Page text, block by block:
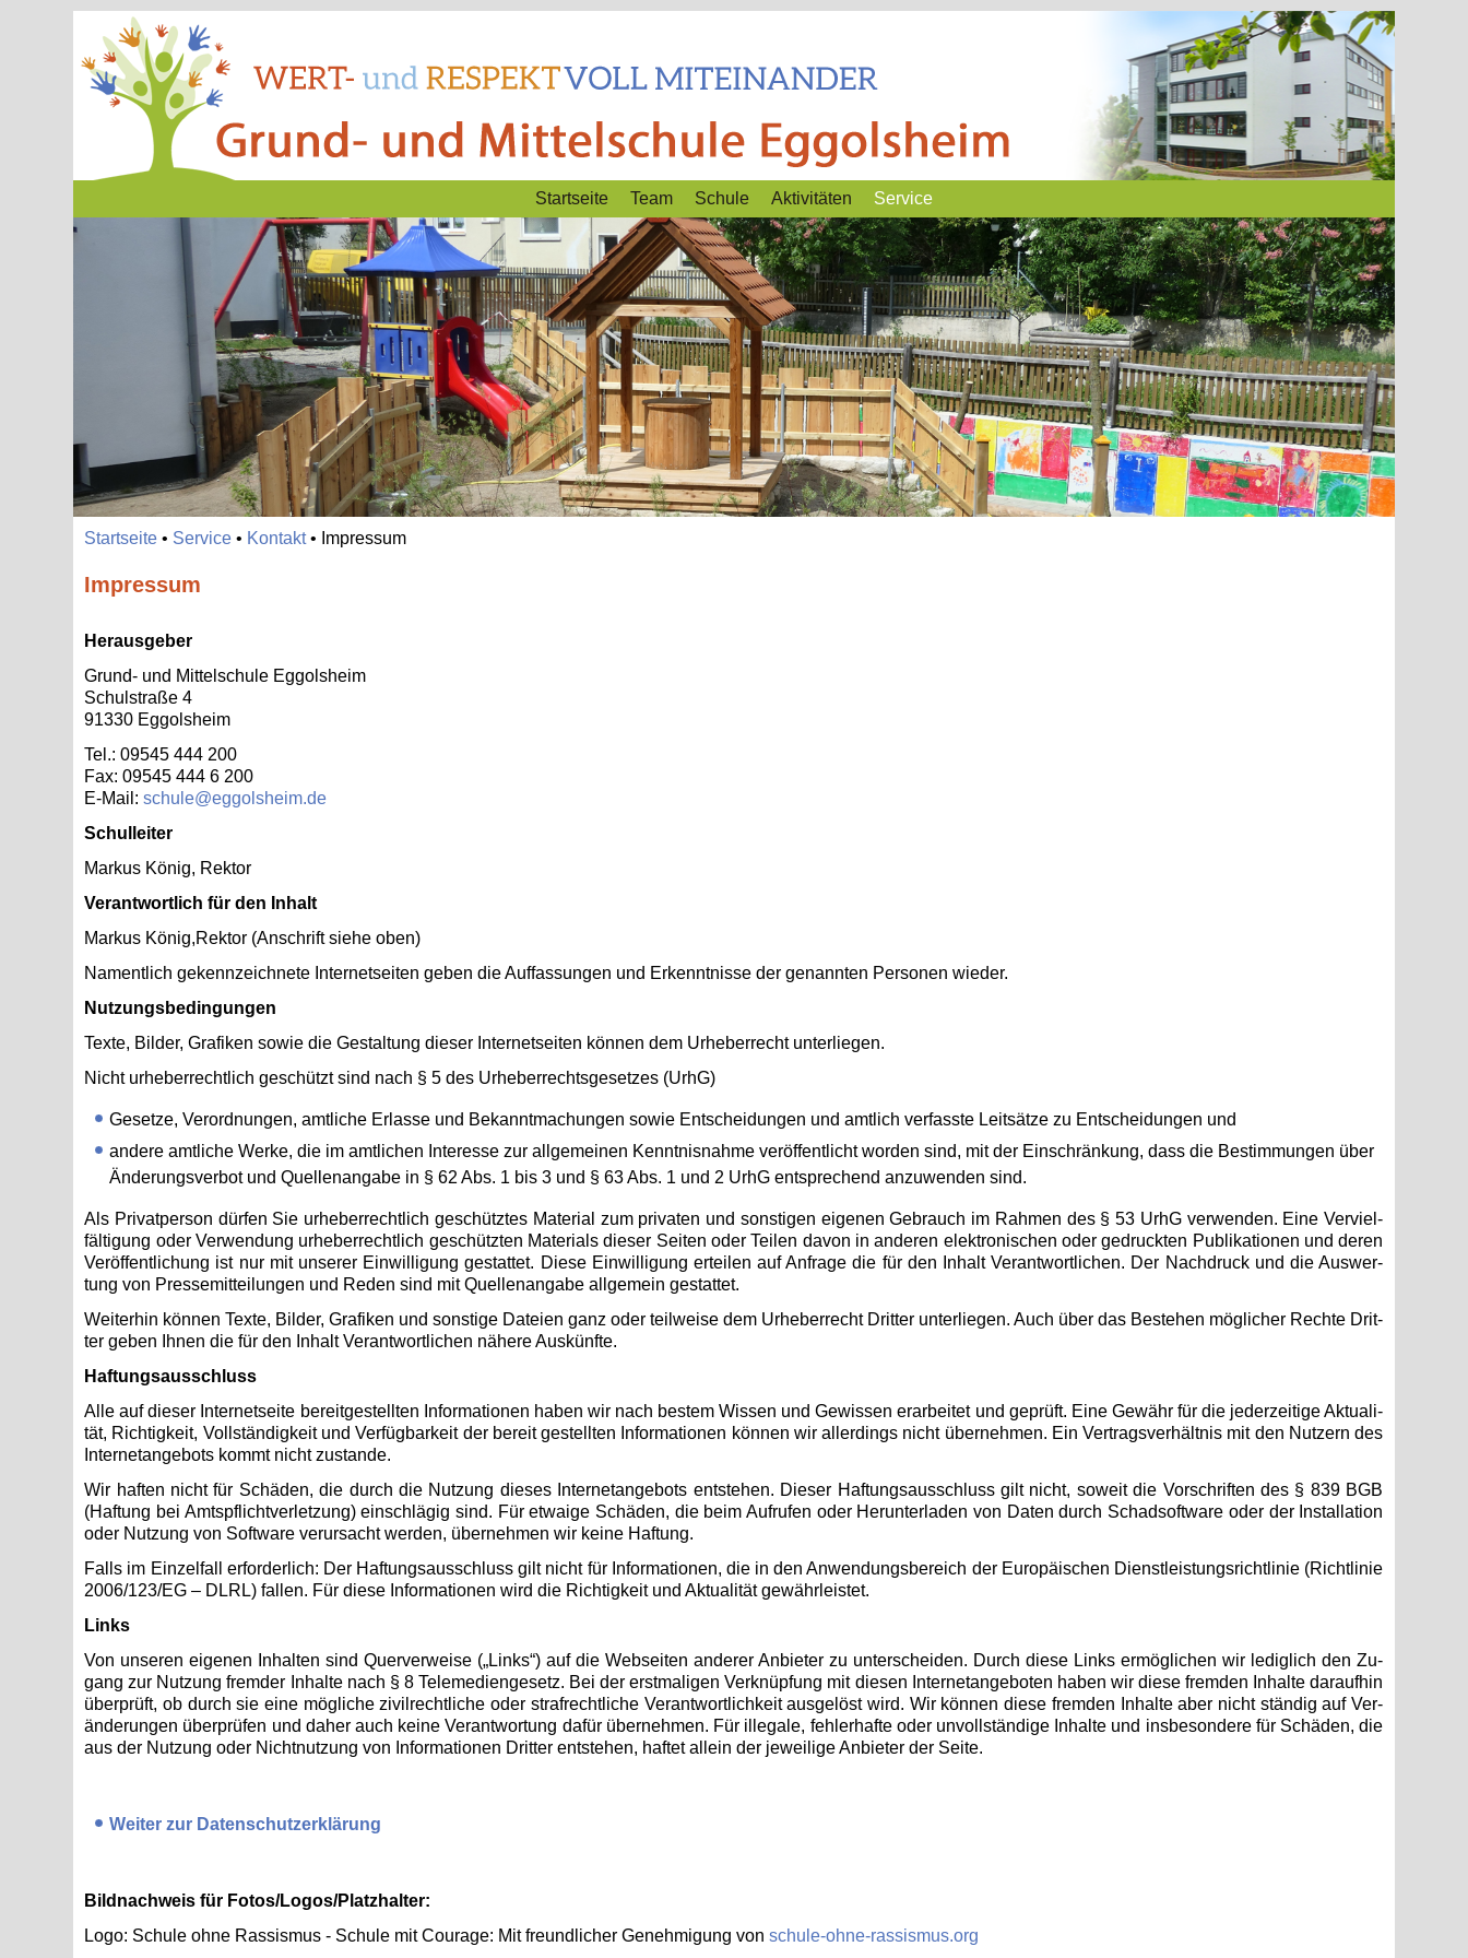
Startseite Team Schule Aktivitäten Service
Start­sei­te • Ser­vice • Kon­takt• Im­pres­sum
Impressum
Her­aus­ge­ber
Grund- und Mit­tel­schu­le Eg­gols­heim
Schul­stra­ße 4
91330 Eg­gols­heim
Tel.: 09545 444 200
Fax: 09545 444 6 200
E-Mail:schule@​eggolsheim.​de
Schul­lei­ter
Mar­kus König, Rek­tor
Ver­ant­wort­lich für den In­halt
Mar­kus König,Rek­tor (An­schrift siehe oben)
Na­ment­lich ge­kenn­zeich­ne­te In­ter­net­sei­ten geben die Auf­fas­sun­gen und Er­kennt­nis­se der ge­nann­ten Per­so­nen wie­der.
Nut­zungs­be­din­gun­gen
Texte, Bil­der, Gra­fi­ken sowie die Ge­stal­tung die­ser In­ter­net­sei­ten kön­nen dem Ur­he­ber­recht un­ter­lie­gen.
Nicht ur­he­ber­recht­lich ge­schützt sind nach § 5 des Ur­he­ber­rechts­ge­set­zes (UrhG)
Ge­set­ze, Ver­ord­nun­gen, amt­li­che Er­las­se und Be­kannt­ma­chun­gen sowie Ent­schei­dun­gen und amt­lich ver­fass­te Leit­sät­ze zu Ent­schei­dun­gen und
an­de­re amt­li­che Werke, die im amt­li­chen In­ter­es­se zur all­ge­mei­nen Kennt­nis­nah­me ver­öf­fent­licht wor­den sind, mit der Ein­schrän­kung, dass die Be­stim­mun­gen über
Än­de­rungs­ver­bot und Quel­len­an­ga­be in § 62 Abs. 1 bis 3 und § 63 Abs. 1 und 2 UrhG ent­spre­chend an­zu­wen­den sind.
Als Pri­vat­per­son dür­fen Sie ur­he­ber­recht­lich ge­schütz­tes Ma­te­ri­al zum pri­va­ten und sons­ti­gen ei­ge­nen Ge­brauch im Rah­men des § 53 UrhG ver­wen­den. Eine Ver­viel­
fäl­ti­gung oder Ver­wen­dung ur­he­ber­recht­lich ge­schütz­ten Ma­te­ri­als die­ser Sei­ten oder Tei­len davon in an­de­ren elek­tro­ni­schen oder ge­druck­ten Pu­bli­ka­tio­nen und deren
Ver­öf­fent­li­chung ist nur mit un­se­rer Ein­wil­li­gung ge­stat­tet. Diese Ein­wil­li­gung er­tei­len auf An­fra­ge die für den In­halt Ver­ant­wort­li­chen. Der Nach­druck und die Aus­wer­
tung von Pres­se­mit­tei­lun­gen und Reden sind mit Quel­len­an­ga­be all­ge­mein ge­stat­tet.
Wei­ter­hin kön­nen Texte, Bil­der, Gra­fi­ken und sons­ti­ge Da­tei­en ganz oder teil­wei­se dem Ur­he­ber­recht Drit­ter un­ter­lie­gen. Auch über das Be­ste­hen mög­li­cher Rech­te Drit­
ter geben Ihnen die für den In­halt Ver­ant­wort­li­chen nä­he­re Aus­künf­te.
Haf­tungs­aus­schluss
Alle auf die­ser In­ter­net­sei­te be­reit­ge­stell­ten In­for­ma­tio­nen haben wir nach bes­tem Wis­sen und Ge­wis­sen er­ar­bei­tet und ge­prüft. Eine Ge­währ für die je­der­zei­ti­ge Ak­tua­li­
tät, Rich­tig­keit, Voll­stän­dig­keit und Ver­füg­bar­keit der be­reit ge­stell­ten In­for­ma­tio­nen kön­nen wir al­ler­dings nicht über­neh­men. Ein Ver­trags­ver­hält­nis mit den Nut­zern des
In­ter­net­an­ge­bots kommt nicht zu­stan­de.
Wir haf­ten nicht für Schä­den, die durch die Nut­zung die­ses In­ter­net­an­ge­bots ent­ste­hen. Die­ser Haf­tungs­aus­schluss gilt nicht, so­weit die Vor­schrif­ten des § 839 BGB
(Haf­tung bei Amts­pflicht­ver­let­zung) ein­schlä­gig sind. Für et­wai­ge Schä­den, die beim Auf­ru­fen oder Her­un­ter­la­den von Daten durch Schad­soft­ware oder der In­stal­la­ti­on
oder Nut­zung von Soft­ware ver­ur­sacht wer­den, über­neh­men wir keine Haf­tung.
Falls im Ein­zel­fall er­for­der­lich: Der Haf­tungs­aus­schluss gilt nicht für In­for­ma­tio­nen, die in den An­wen­dungs­be­reich der Eu­ro­päi­schen Dienst­leis­tungs­richt­li­nie (Richt­li­nie
2006/123/EG – DLRL) fal­len. Für diese In­for­ma­tio­nen wird die Rich­tig­keit und Ak­tua­li­tät ge­währ­leis­tet.
Links
Von un­se­ren ei­ge­nen In­hal­ten sind Quer­ver­wei­se („Links“) auf die Web­sei­ten an­de­rer An­bie­ter zu un­ter­schei­den. Durch diese Links er­mög­li­chen wir le­dig­lich den Zu­
gang zur Nut­zung frem­der In­hal­te nach § 8 Te­le­me­di­en­ge­setz. Bei der erst­ma­li­gen Ver­knüp­fung mit die­sen In­ter­net­an­ge­bo­ten haben wir diese frem­den In­hal­te dar­auf­hin
über­prüft, ob durch sie eine mög­li­che zi­vil­recht­li­che oder straf­recht­li­che Ver­ant­wort­lich­keit aus­ge­löst wird. Wir kön­nen diese frem­den In­hal­te aber nicht stän­dig auf Ver­
än­de­run­gen über­prü­fen und daher auch keine Ver­ant­wor­tung dafür über­neh­men. Für il­le­ga­le, feh­ler­haf­te oder un­voll­stän­di­ge In­hal­te und ins­be­son­de­re für Schä­den, die
aus der Nut­zung oder Nicht­nut­zung von In­for­ma­tio­nen Drit­ter ent­ste­hen, haf­tet al­lein der je­wei­li­ge An­bie­ter der Seite.
Wei­ter zur Da­ten­schutz­er­klä­rung
Bild­nach­weis für Fotos/Logos/Platz­hal­ter:
Logo: Schu­le ohne Ras­sis­mus - Schu­le mit Cou­ra­ge: Mit freund­li­cher Ge­neh­mi­gung vonschule-ohne-rassismus.​org